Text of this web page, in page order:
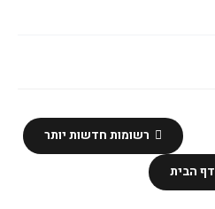
רשומות חדשות יותר
דף הבית